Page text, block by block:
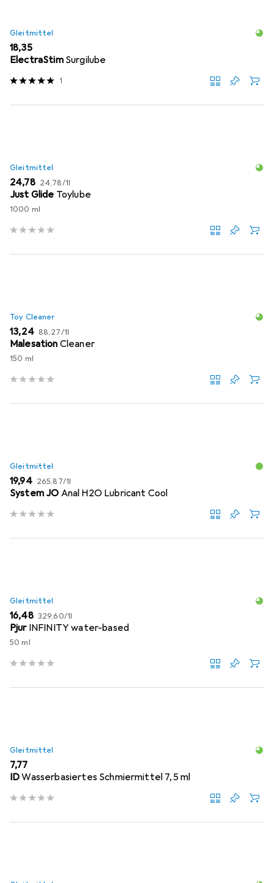
Gleitmittel
EUR
18,35
ElectraStim Surgilube
1
Gleitmittel
EUR
24,78 EUR
24,78/1l
Just Glide Toylube
1000 ml
Toy Cleaner
EUR
13,24 EUR
88,27/1l
Malesation Cleaner
150 ml
Gleitmittel
EUR
19,94 EUR
265,87/1l
System JO Anal H2O Lubricant Cool
Gleitmittel
EUR
16,48 EUR
329,60/1l
Pjur INFINITY water-based
50 ml
Gleitmittel
EUR
7,77
IDWasserbasiertes Schmiermittel 7,5 ml